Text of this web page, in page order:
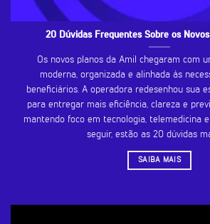
20 Dúvidas Frequentes Sobre os
Os novos planos da Amil chegaram com
moderna, organizada e alinhada às
beneficiários. A operadora redesenhou sua
para entregar mais eficiência, clareza e
mantendo foco em tecnologia, telemedicina
seguir, estão as 20 dúvidas
SAIBA MAIS